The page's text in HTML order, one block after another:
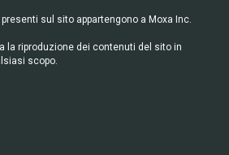
sul sito appartengono a Moxa Inc.
la riproduzione dei contenuti del sito in
scopo.